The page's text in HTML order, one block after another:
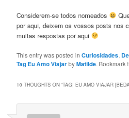
Considerem-se todos nomeados
por aqui, deixem os vossos posts nos
muitas respostas por aqui
This entry was posted inCuriosidades,
Tag Eu Amo ViajarbyMatilde. Bookmark
10 THOUGHTS ON “TAG| EU AMO VIAJAR